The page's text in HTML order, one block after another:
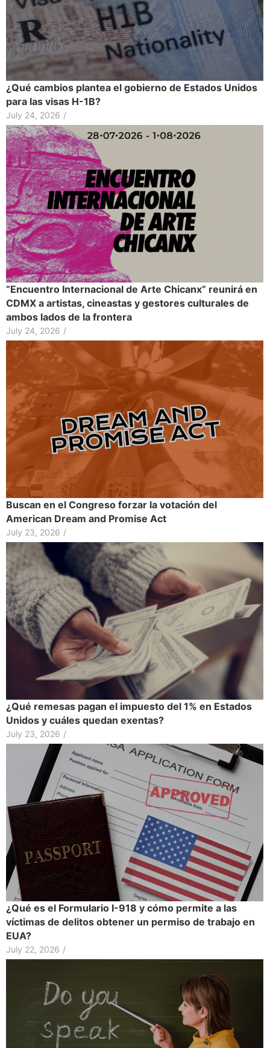
¿Qué cambios plantea el gobierno de Estados Unidos
para las visas H-1B?
July 24, 2026 /
“Encuentro Internacional de Arte Chicanx” reunirá en
CDMX a artistas, cineastas y gestores culturales de
ambos lados de la frontera
July 24, 2026 /
Buscan en el Congreso forzar la votación del
American Dream and Promise Act
July 23, 2026 /
¿Qué remesas pagan el impuesto del 1% en Estados
Unidos y cuáles quedan exentas?
July 23, 2026 /
¿Qué es el Formulario I-918 y cómo permite a las
víctimas de delitos obtener un permiso de trabajo en
EUA?
July 22, 2026 /